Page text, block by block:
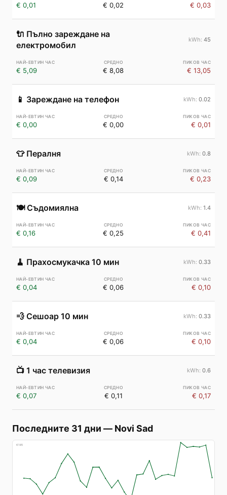
€ 0,01 € 0,02 € 0,03
🔌 Пълно зареждане на
електромобил
45
€ 5,09 € 8,08 € 13,05
📱 Зареждане на телефон 0.02
€ 0,00 € 0,00 € 0,01
👕 Пералня 0.8
€ 0,09 € 0,14 € 0,23
🍽️ Съдомиялна 1.4
€ 0,16 € 0,25 € 0,41
🧹 Прахосмукачка 10 мин 0.33
€ 0,04 € 0,06 € 0,10
💨 Сешоар 10 мин 0.33
€ 0,04 € 0,06 € 0,10
📺 1 час телевизия 0.6
€ 0,07 € 0,11 € 0,17
Последните 31 дни — Novi Sad
€185